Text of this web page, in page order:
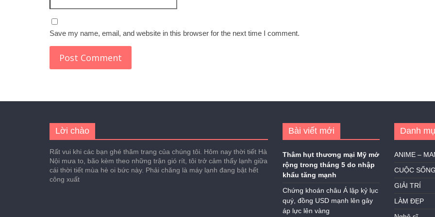
Save my name, email, and website in this browser for the next time I comment.
Lời chào
Rất vui khi các bạn ghé thăm trang của chúng tôi. Hôm nay thời tiết Hà
Nội mưa to, bão kèm theo những trận gió rít, tôi trở cảm thấy lạnh giữa
cái thời tiết mùa hè oi bức này. Phải chăng là máy lạnh đang bật hết
công xuất
Bài viết mới
Thâm hụt thương mại Mỹ mở
rộng trong tháng 5 do nhập
khẩu tăng mạnh
Chứng khoán châu Á lập kỷ lục
quý, đồng USD mạnh lên gây
áp lực lên vàng
Danh
ANIME –
CUỘC SỐNG
GIẢI TRÍ
LÀM ĐẸP